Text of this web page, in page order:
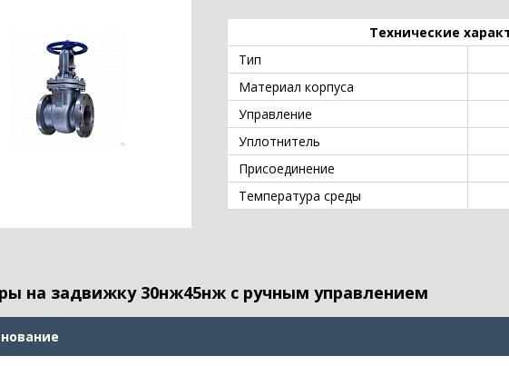
Технические
Тип
Материал корпуса
Управление
Уплотнитель
Присоединение
Температура среды
на задвижку 30нж45нж с ручным управлением